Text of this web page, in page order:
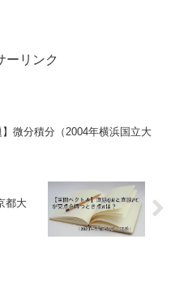
ーリンク
】微分積分（2004年横浜国立大
都大